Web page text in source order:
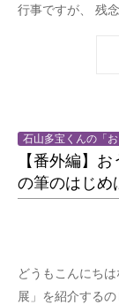
行事ですが、 残
石山多宝くんの「お
【番外編】
の筆のはじめ
どうもこんにち
展」を紹介する